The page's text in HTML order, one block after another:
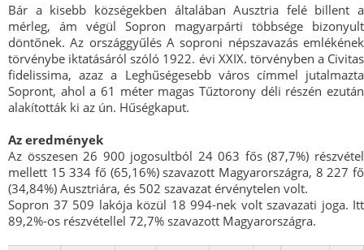
Bár a kisebb községekben általában Ausztria felé billent a
mérleg, ám végül Sopron magyarpárti többsége bizonyult
döntőnek. Az országgyűlés A soproni népszavazás emlékének
törvénybe iktatásáról szóló 1922. évi XXIX. törvényben a Civitas
fidelissima, azaz a Leghűségesebb város címmel jutalmazta
Sopront, ahol a 61 méter magas Tűztorony déli részén ezután
alakították ki az ún. Hűségkaput.
Az eredmények
Az összesen 26 900 jogosultból 24 063 fős (87,7%) részvétel
mellett 15 334 fő (65,16%) szavazott Magyarországra, 8 227 fő
(34,84%) Ausztriára, és 502 szavazat érvénytelen volt.
Sopron 37 509 lakója közül 18 994-nek volt szavazati joga. Itt
89,2%-os részvétellel 72,7% szavazott Magyarországra.